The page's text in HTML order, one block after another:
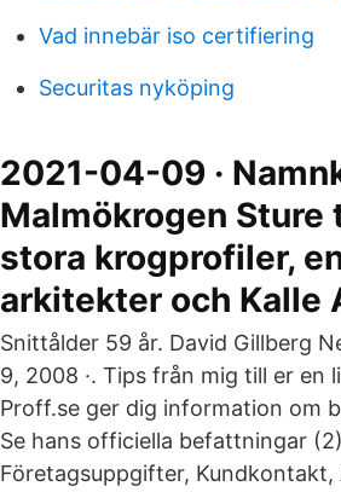
Vad innebär iso certifiering
Securitas nyköping
2021-04-09 ·
Malmökrogen Sture
stora krogprofiler,
arkitekter och Kalle
Snittålder 59 år. ‎David Gillberg
9, 2008 ·. Tips från mig till er en
Proff.se ger dig information om
Se hans officiella befattningar
Företagsuppgifter,